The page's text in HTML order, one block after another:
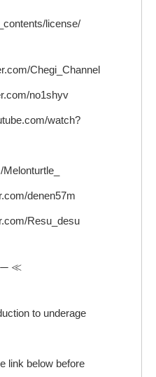
license/
Chegi_Channel
no1shyv
watch?
denen57m
Resu_desu
≪
to underage
link below before